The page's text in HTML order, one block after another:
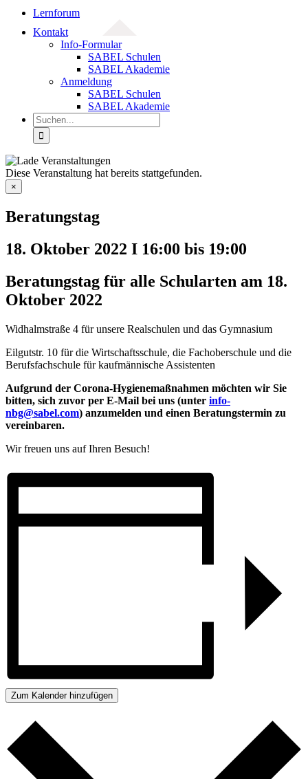
Lernforum
Kontakt
Info-Formular
SABEL Schulen
SABEL Akademie
Anmeldung
SABEL Schulen
SABEL Akademie
Suche
nach:
Diese Veranstaltung hat bereits stattgefunden.
×
Beratungstag
18. Oktober 2022 I 16:00 bis 19:00
Beratungstag für alle Schularten am 18.
Oktober 2022
Widhalmstraße 4 für unsere Realschulen und das Gymnasium
Eilgutstr. 10 für die Wirtschaftsschule, die Fachoberschule und die
Berufsfachschule für kaufmännische Assistenten
Aufgrund der Corona-Hygienemaßnahmen möchten wir Sie
bitten, sich zuvor per E-Mail bei uns (unter info-
nbg@sabel.com) anzumelden und einen Beratungstermin zu
vereinbaren.
Wir freuen uns auf Ihren Besuch!
Zum Kalender hinzufügen